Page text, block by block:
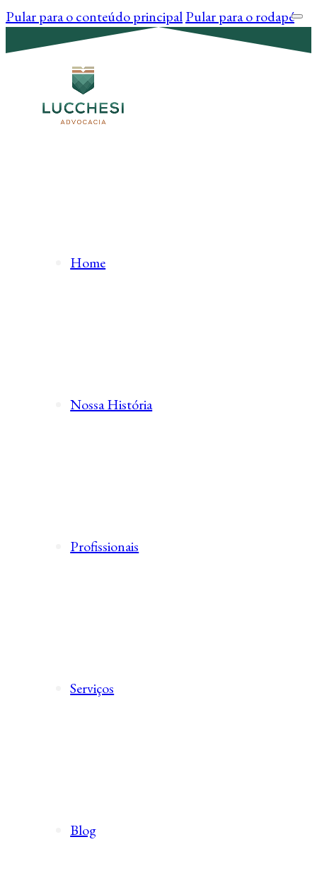
Pular para o conteúdo principalPular para o rodapé
Home
Nossa História
Profissionais
Serviços
Blog